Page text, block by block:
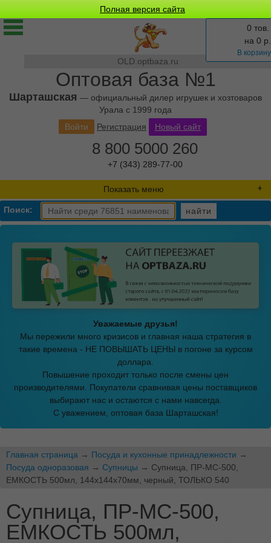
Полная версия сайта
OLD.optbaza.ru
Оптовая база №1
Шарташская — официальный дилер игрушек и хозтоваров
Урала с 1999 года
0 тов.
на 0 р.
В корзину
Войти Регистрация Новый сайт
8 800 5000 260
+7 (343) 289-77-00
Показать меню
Поиск: найти
Уважаемые друзья!
Мы пережили много кризисов и главная наша стратегия в
такие времена - НЕ ПОВЫШАТЬ ЦЕНЫ в погоне за курсом
доллара.
Повышение проходит только после смены цен
производителями. Покупатели сравнивая цены поставщиков
выбирают нас и остаются с нами навсегда.
С уважением, оптовая база Шарташская!
Главная страница → Посуда и кухонные принадлежности →
Посуда одноразовая → Супницы → Супница, ПР-МС-500,
ЕМКОСТЬ 500мл, 144x144x70мм, черный, ТОЛЬКО 540
Супница, ПР-МС-500,
ЕМКОСТЬ 500мл,